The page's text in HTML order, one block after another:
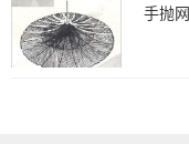
手抛网